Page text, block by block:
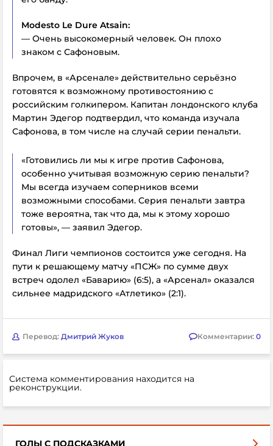
Modesto Le Dure Atsain:
— Очень высокомерный человек. Он плохо
знаком с Сафоновым.
Впрочем, в «Арсенале» действительно серьёзно
готовятся к возможному противостоянию с
российским голкипером. Капитан лондонского клуба
Мартин Эдегор подтвердил, что команда изучала
Сафонова, в том числе на случай серии пенальти.
«Готовились ли мы к игре против Сафонова,
особенно учитывая возможную серию пенальти?
Мы всегда изучаем соперников всеми
возможными способами. Серия пенальти завтра
тоже вероятна, так что да, мы к этому хорошо
готовы», — заявил Эдегор.
Финал Лиги чемпионов состоится уже сегодня. На
пути к решающему матчу «ПСЖ» по сумме двух
встреч одолел «Баварию» (6:5), а «Арсенал» оказался
сильнее мадридского «Атлетико» (2:1).
Перевод: Дмитрий Жуков Комментарии: 0
Система комментирования находится на
реконструкции.
ГОЛЫ С ПОДСКАЗКАМИ